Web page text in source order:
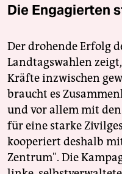
Die Engagierten
Der drohende Erfolg
Landtagswahlen
Kräfte inzwischen
braucht es
und vor allem mit
für eine starke
kooperiert deshalb
Zentrum". Die